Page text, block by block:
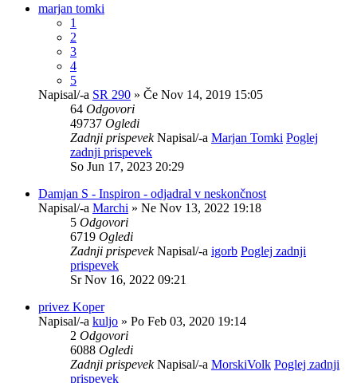
marjan tomki
1
2
3
4
5
Napisal/-a SR 290 » Če Nov 14, 2019 15:05
64 Odgovori
49737 Ogledi
Zadnji prispevekNapisal/-a Marjan Tomki Poglej
zadnji prispevek
So Jun 17, 2023 20:29
Damjan S - Inspiron - odjadral v neskončnost
Napisal/-a Marchi » Ne Nov 13, 2022 19:18
5 Odgovori
6719 Ogledi
Zadnji prispevekNapisal/-a igorb Poglej zadnji
prispevek
Sr Nov 16, 2022 09:21
privez Koper
Napisal/-a kuljo » Po Feb 03, 2020 19:14
2 Odgovori
6088 Ogledi
Zadnji prispevekNapisal/-a MorskiVolk Poglej zadnji
prispevek